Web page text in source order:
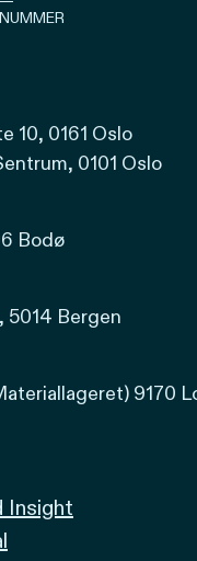
10, 0161 Oslo
0101 Oslo
Bodø
5014 Bergen
9170
Insight